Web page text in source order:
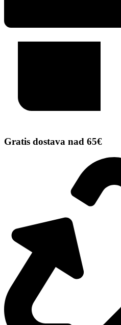
Gratis dostava nad 65€